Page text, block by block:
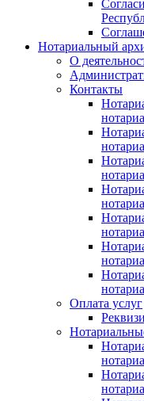
Нотариальный
О
Контакты
Оплата услуг